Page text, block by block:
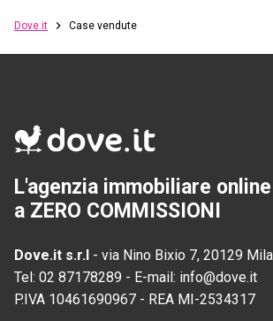
Dove.it Case vendute
L'agenzia immobiliare online
a ZERO COMMISSIONI
Dove.it s.r.l - via Nino Bixio 7, 20129
Tel: 02 87178289 - E-mail: info@dove.it
P.IVA 10461690967 - REA MI-2534317